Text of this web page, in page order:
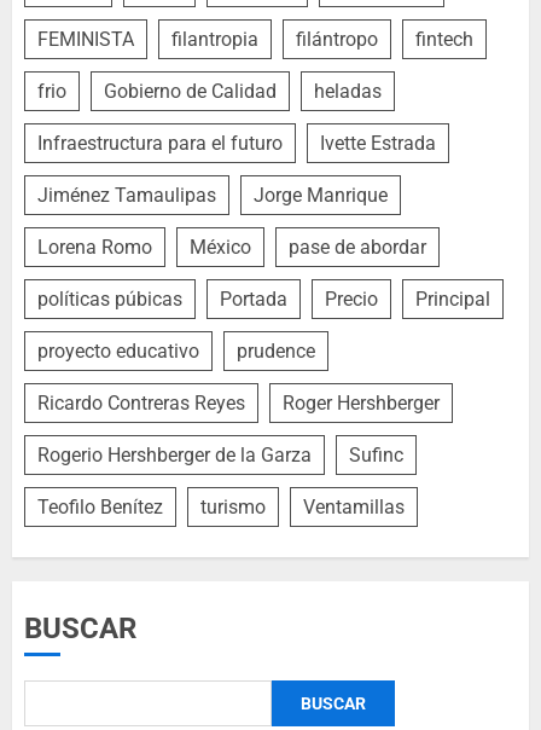
FEMINISTA filantropia filántropo fintech
frio Gobierno de Calidad heladas
Infraestructura para el futuro Ivette Estrada
Jiménez Tamaulipas Jorge Manrique
Lorena Romo México pase de abordar
políticas púbicas Portada Precio Principal
proyecto educativo prudence
Ricardo Contreras Reyes Roger Hershberger
Rogerio Hershberger de la Garza Sufinc
Teofilo Benítez turismo Ventamillas
BUSCAR
BUSCAR